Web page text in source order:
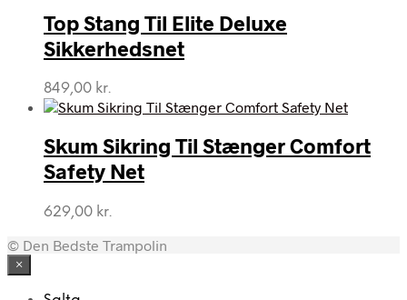
Top Stang Til Elite Deluxe
Sikkerhedsnet
849,00 kr.
Skum Sikring Til Stænger Comfort
Safety Net
629,00 kr.
© Den Bedste Trampolin
×